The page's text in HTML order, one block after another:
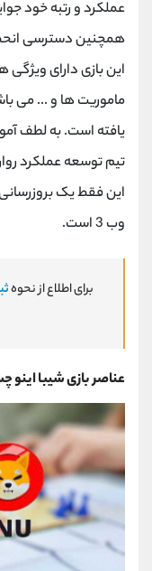
همچنین دسترسی
این بازی دارای ویژگی
ماموریت ها و ... می
یافته است. به لطف
تیم توسعه عملکرد
این فقط یک
وب 3 است.
برای اطلاع از نحوه
عناصر بازی شیبا